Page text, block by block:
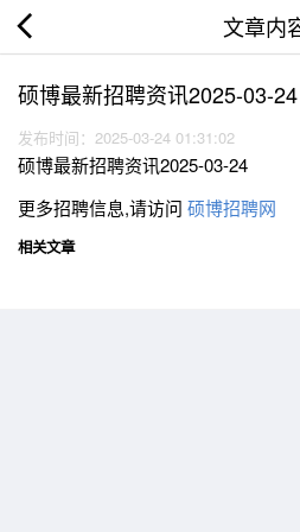
文章内
硕博最新招聘资讯2025-03-24
发布时间：2025-03-24 01:31:02
硕博最新招聘资讯2025-03-24
更多招聘信息,请访问 硕博招聘网
相关文章